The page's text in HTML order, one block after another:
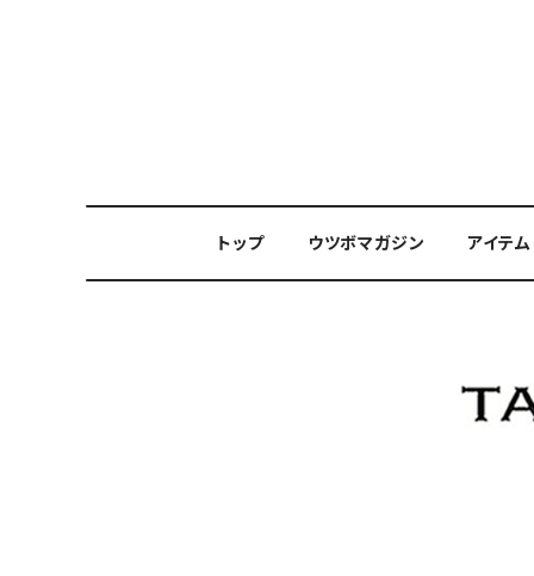
トップ ウツボマガジン アイテム